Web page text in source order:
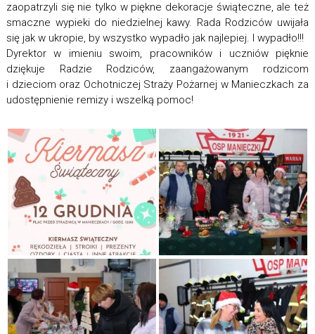
zaopatrzyli się nie tylko w piękne dekoracje świąteczne, ale też
smaczne wypieki do niedzielnej kawy. Rada Rodziców uwijała
się jak w ukropie, by wszystko wypadło jak najlepiej. I wypadło!!!
Dyrektor w imieniu swoim, pracowników i uczniów pięknie
dziękuje Radzie Rodziców, zaangażowanym rodzicom
i dzieciom oraz Ochotniczej Straży Pożarnej w Manieczkach za
udostępnienie remizy i wszelką pomoc!